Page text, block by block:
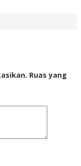
Ruas yang